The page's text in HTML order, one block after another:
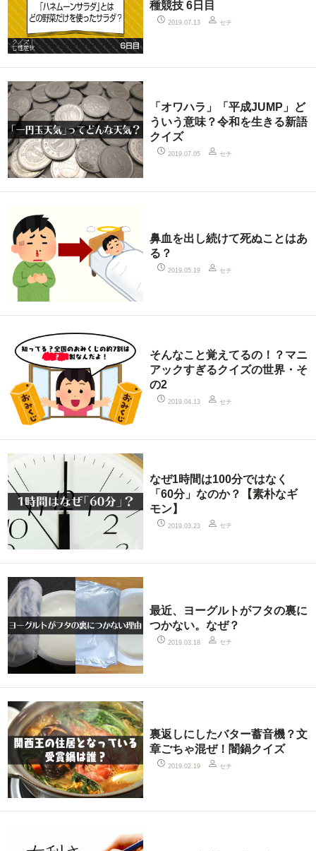
種競技 6日目
2019.07.13 セチ
「オワハラ」「平成JUMP」ど
ういう意味？令和を生きる新語
クイズ
2019.07.05 セチ
鼻血を出し続けて死ぬことはあ
る？
2019.05.19 セチ
そんなこと覚えてるの！？マニ
アックすぎるクイズの世界・そ
の2
2019.04.13 セチ
なぜ1時間は100分ではなく
「60分」なのか？【素朴なギ
モン】
2019.03.23 セチ
最近、ヨーグルトがフタの裏に
つかない。なぜ？
2019.03.18 セチ
裏返しにしたバター蓄音機？文
章ごちゃ混ぜ！闇鍋クイズ
2019.02.19 セチ